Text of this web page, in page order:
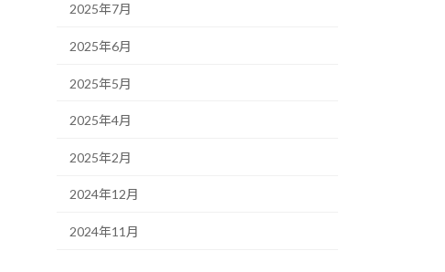
2025年7月
2025年6月
2025年5月
2025年4月
2025年2月
2024年12月
2024年11月